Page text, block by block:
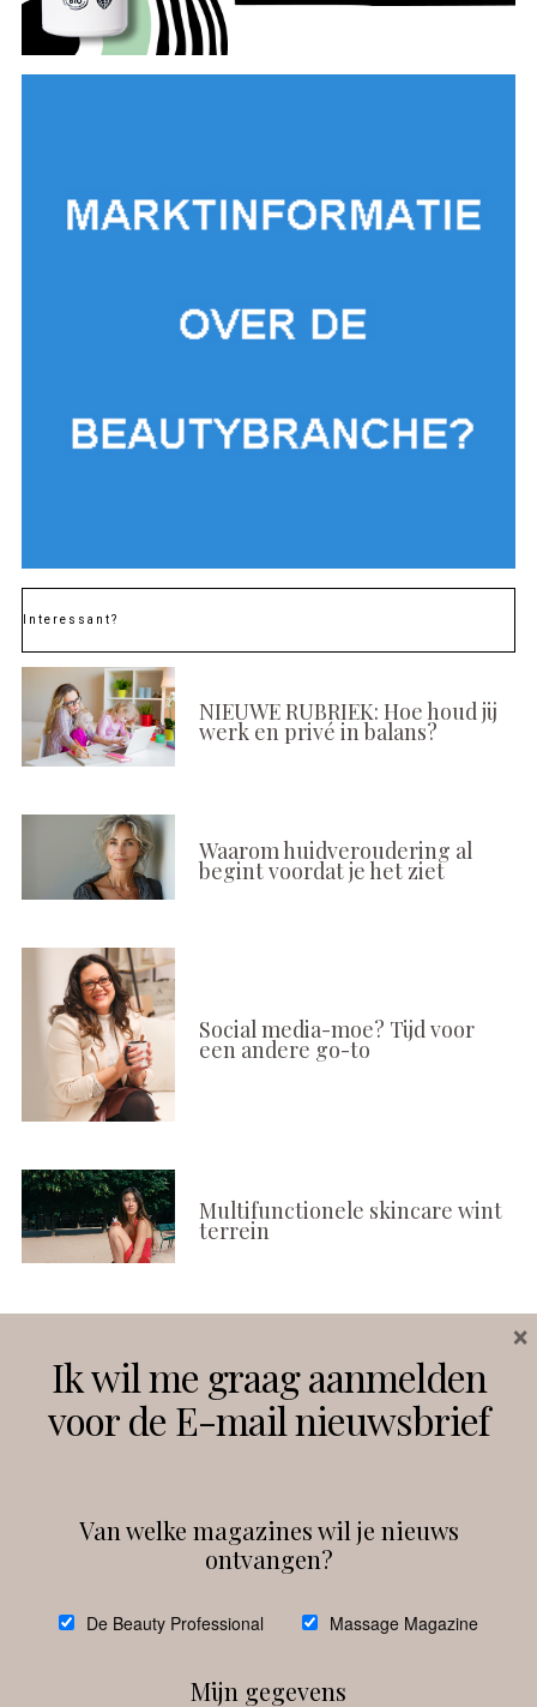
Interessant?
NIEUWE RUBRIEK: Hoe houd jij
werk en privé in balans?
Waarom huidveroudering al
begint voordat je het ziet
Social media-moe? Tijd voor
een andere go-to
Multifunctionele skincare wint
terrein
Instagram Facebook
debeautyprofessional
Ik wil me graag aanmelden
voor de E-mail nieuwsbrief
Van welke magazines wil je nieuws
ontvangen?
De Beauty Professional Massage Magazine
Mijn gegevens
×